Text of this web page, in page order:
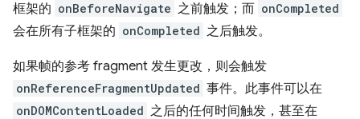
框架的 onBeforeNavigate 之前触发；而 onCompleted
会在所有子框架的 onCompleted 之后触发。
如果帧的参考 fragment 发生更改，则会触发
onReferenceFragmentUpdated 事件。此事件可以在
onDOMContentLoaded 之后的任何时间触发，甚至在